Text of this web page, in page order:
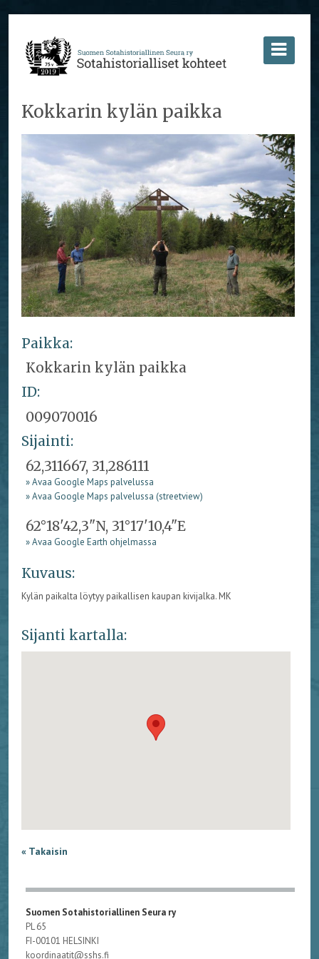
Kokkarin kylän paikka
Paikka:
Kokkarin kylän paikka
ID:
009070016
Sijainti:
62,311667, 31,286111
» Avaa Google Maps palvelussa
» Avaa Google Maps palvelussa (streetview)
62°18'42,3"N, 31°17'10,4"E
» Avaa Google Earth ohjelmassa
Kuvaus:
Kylän paikalta löytyy paikallisen kaupan kivijalka. MK
Sijanti kartalla:
« Takaisin
Suomen Sotahistoriallinen Seura ry
PL 65
FI-00101 HELSINKI
koordinaatit@sshs.fi